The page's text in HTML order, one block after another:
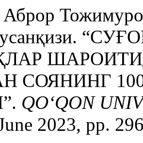
СОЯНИНГ
QO‘QON
2023, pp.